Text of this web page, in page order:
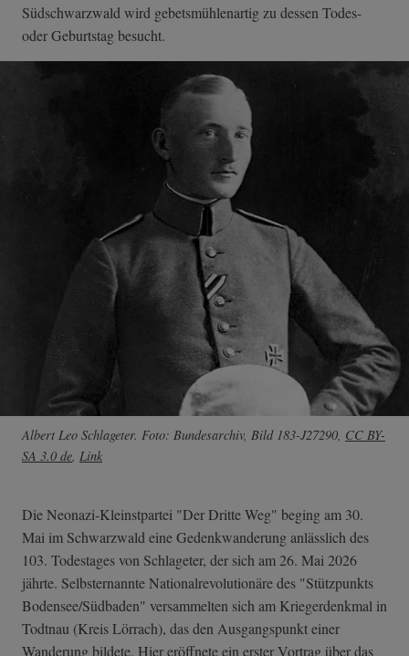
Südschwarzwald wird gebetsmühlenartig zu dessen Todes-
oder Geburtstag besucht.
Albert Leo Schlageter. Foto: Bundesarchiv, Bild 183-J27290, CC BY-
SA 3.0 de Link
Die Neonazi-Kleinstpartei "Der Dritte Weg" beging am 30.
Mai im Schwarzwald eine Gedenkwanderung anlässlich des
103. Todestages von Schlageter, der sich am 26. Mai 2026
jährte. Selbsternannte Nationalrevolutionäre des "Stützpunkts
Bodensee/Südbaden" versammelten sich am Kriegerdenkmal in
Todtnau (Kreis Lörrach), das den Ausgangspunkt einer
Wanderung bildete. Hier eröffnete ein erster Vortrag über das